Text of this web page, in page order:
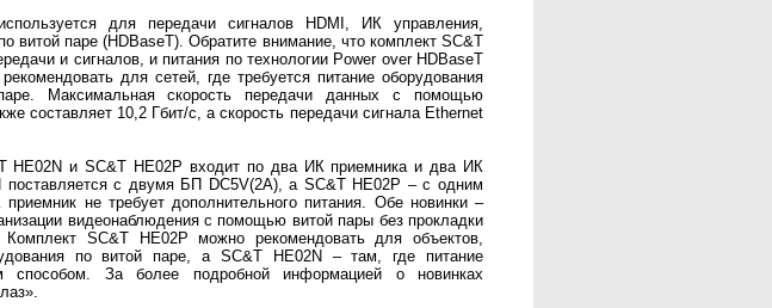
для передачи сигналов HDMI, ИК управления,
витой паре (HDBaseT). Обратите внимание, что комплект SC&T
и сигналов, и питания по технологии Power over HDBaseT
для сетей, где требуется питание оборудования
Максимальная скорость передачи данных с помощью
составляет 10,2 Гбит/с, а скорость передачи сигнала Ethernet
HE02N и SC&T HE02P входит по два ИК приемника и два ИК
поставляется с двумя БП DC5V(2А), а SC&T HE02P – с одним
не требует дополнительного питания. Обе новинки –
видеонаблюдения с помощью витой пары без прокладки
Комплект SC&T HE02P можно рекомендовать для объектов,
по витой паре, а SC&T HE02N – там, где питание
способом. За более подробной информацией о новинках